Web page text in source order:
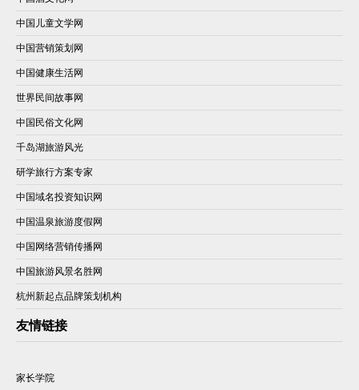
中国儿童文学网
中国营销策划网
中国健康生活网
世界民间故事网
中国民俗文化网
千岛湖旅游风光
研学旅行方案专家
中国域名投资知识网
中国温泉旅游度假网
中国网络营销传播网
中国旅游风景名胜网
杭州新起点品牌策划机构
友情链接
家长学院